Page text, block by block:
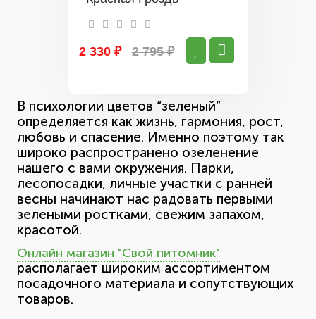
2 330 ₽ 2 795 ₽
В психологии цветов “зеленый”
определяется как жизнь, гармония, рост,
любовь и спасение. Именно поэтому так
широко распространено озеленение
нашего с вами окружения. Парки,
лесопосадки, личные участки с ранней
весны начинают нас радовать первыми
зелеными ростками, свежим запахом,
красотой.
Онлайн магазин "Свой питомник"
располагает широким ассортиментом
посадочного материала и сопутствующих
товаров.